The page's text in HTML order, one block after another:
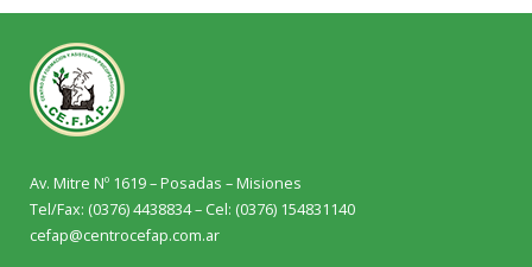
Av.Mitre Nº 1619 – Posadas – Misiones
Tel/Fax: (0376) 4438834 – Cel: (0376) 154831140
cefap@centrocefap.com.ar